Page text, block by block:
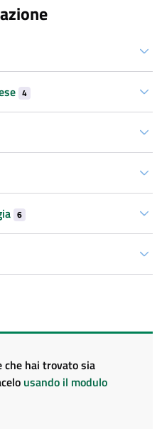
4
6
hai trovato sia
usando il modulo